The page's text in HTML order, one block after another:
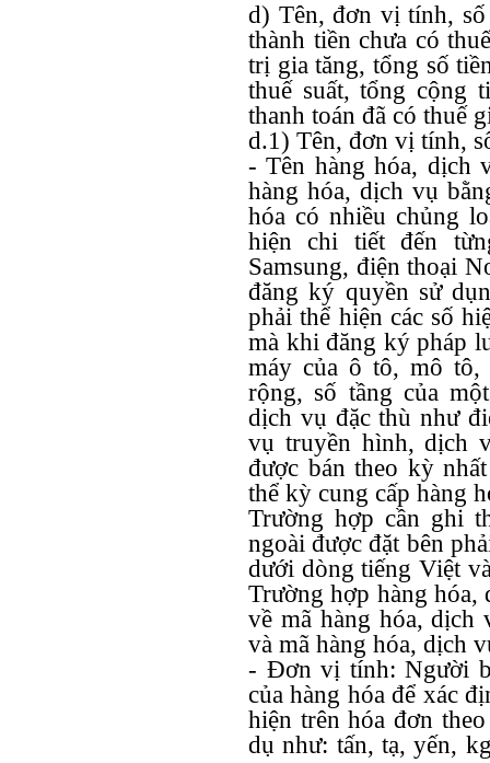
d) Tên, đơn vị tính,
thành tiền chưa có
trị gia tăng, tổng số
thuế suất, tổng cộng
thanh toán đã có thuế
d.1) Tên, đơn vị tính,
- Tên hàng hóa, dịch
hàng hóa, dịch vụ
hóa có nhiều chủng
hiện chi tiết đến
Samsung, điện thoại
đăng ký quyền sử
phải thể hiện các số
mà khi đăng ký pháp
máy của ô tô, mô tô,
rộng, số tầng của
dịch vụ đặc thù như
vụ truyền hình, dịch
được bán theo kỳ
thể kỳ cung cấp hàng
Trường hợp cần ghi
ngoài được đặt bên
dưới dòng tiếng Việt
Trường hợp hàng
về mã hàng hóa, dịch
và mã hàng hóa, dịch
- Đơn vị tính: Người
của hàng hóa để xác
hiện trên hóa đơn
dụ như: tấn, tạ, yến,